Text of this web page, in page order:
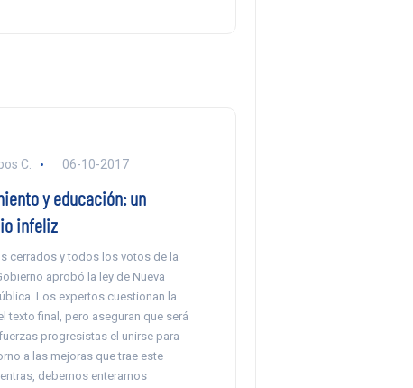
C. 06-10-2017
y educación: un
infeliz
cerrados y todos los votos de la
aprobó la ley de Nueva
Los expertos cuestionan la
texto final, pero aseguran que será
progresistas el unirse para
a las mejoras que trae este
debemos enterarnos